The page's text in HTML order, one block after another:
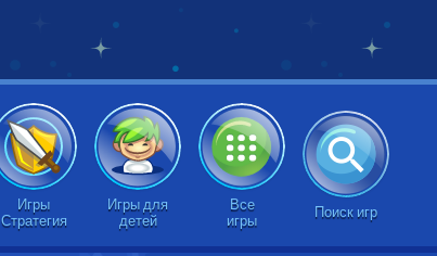
Игры
Стратегия
Игры для
детей
Все
игры
Поиск игр